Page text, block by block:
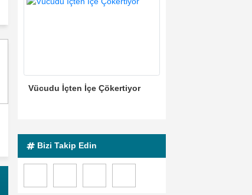
Vücudu İçten İçe Çökertiyor
Bizi Takip Edin